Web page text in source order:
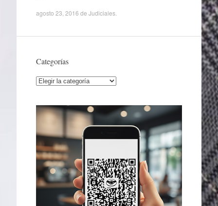
agosto 23, 2016 de Judiciales.
Categorías
Categorías